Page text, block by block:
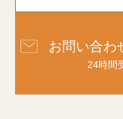
お問い合わ
24時間